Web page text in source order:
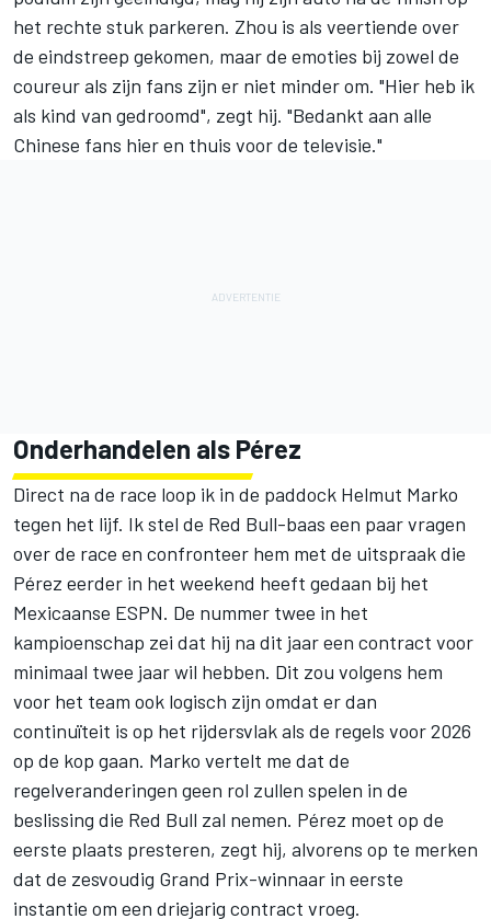
het rechte stuk parkeren. Zhou is als veertiende over
de eindstreep gekomen, maar de emoties bij zowel de
coureur als zijn fans zijn er niet minder om. "Hier heb ik
als kind van gedroomd", zegt hij. "Bedankt aan alle
Chinese fans hier en thuis voor de televisie."
Onderhandelen als Pérez
Direct na de race loop ik in de paddock Helmut Marko
tegen het lijf. Ik stel de Red Bull-baas een paar vragen
over de race en confronteer hem met de uitspraak die
Pérez eerder in het weekend heeft gedaan bij het
Mexicaanse ESPN. De nummer twee in het
kampioenschap zei dat hij na dit jaar een contract voor
minimaal twee jaar wil hebben. Dit zou volgens hem
voor het team ook logisch zijn omdat er dan
continuïteit is op het rijdersvlak als de regels voor 2026
op de kop gaan. Marko vertelt me dat de
regelveranderingen geen rol zullen spelen in de
beslissing die Red Bull zal nemen. Pérez moet op de
eerste plaats presteren, zegt hij, alvorens op te merken
dat de zesvoudig Grand Prix-winnaar in eerste
instantie om een driejarig contract vroeg.